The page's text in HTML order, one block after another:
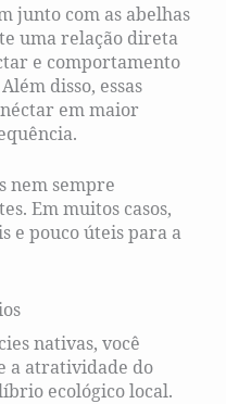
junto com as abelhas
uma relação direta
e comportamento
disso, essas
em maior
nem sempre
Em muitos casos,
e pouco úteis para a
nativas, você
a atratividade do
ecológico local.